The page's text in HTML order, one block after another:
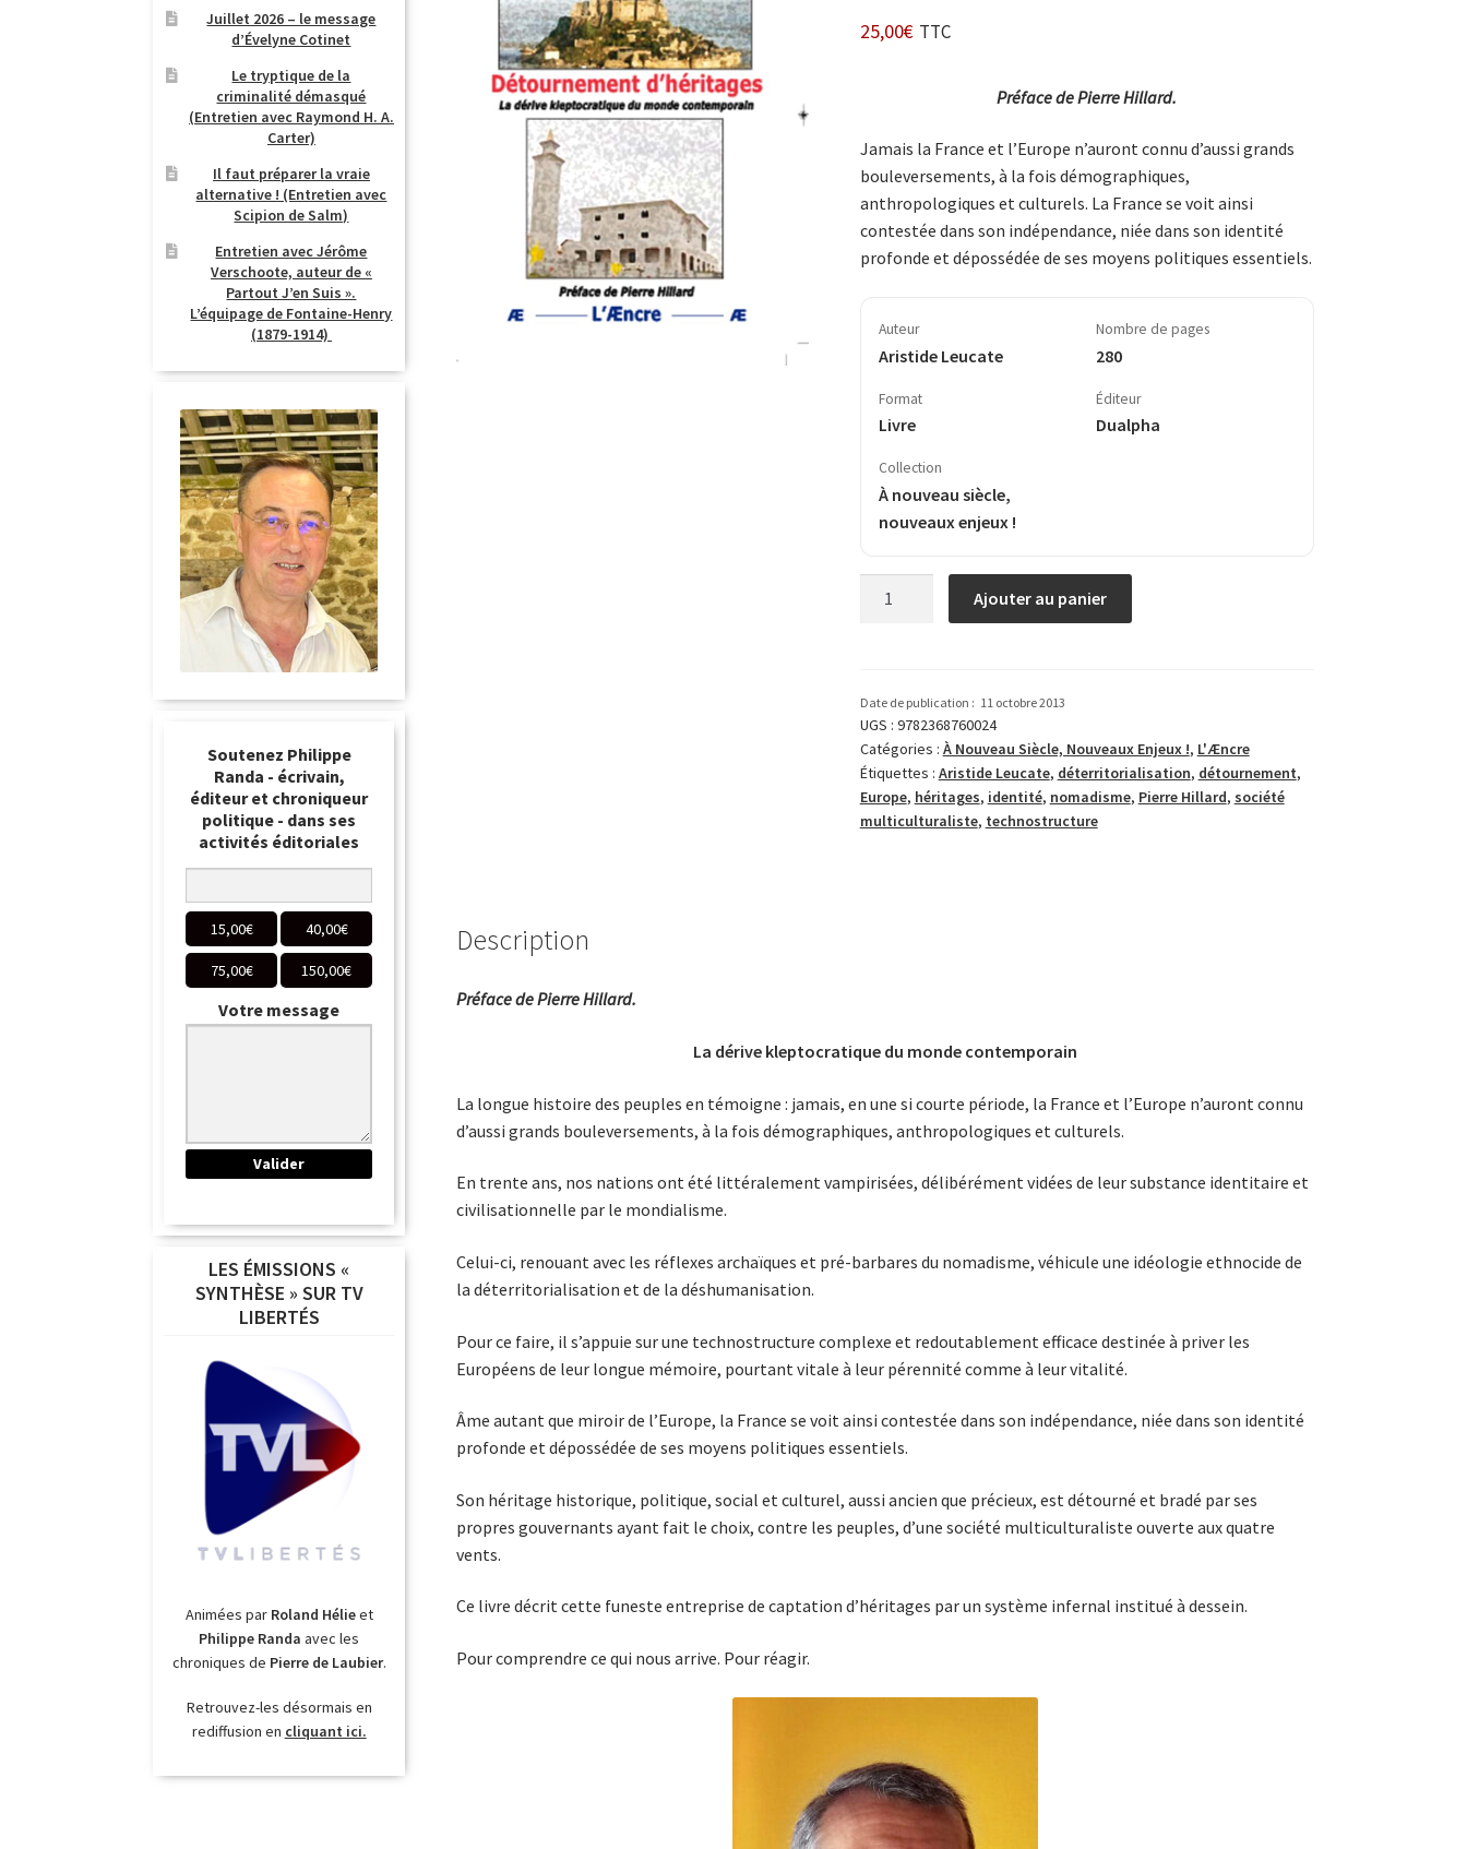
25,00€ TTC
Préface de Pierre Hillard.
Jamais la France et l’Eu­rope n’auront con­nu d’aussi grands
bou­­le­ver­se­ments, à la fois démographiques,
anthropologiques et culturels. La France se voit ainsi
contestée dans son indépendance, niée dans son identité
profonde et dépossédée de ses moyens politiques essentiels.
Auteur
Aristide Leucate
Nombre de pages
280
Format
Livre
Éditeur
Dualpha
Collection
À nouveau siècle,
nouveaux enjeux !
Ajouter au panier
Date de publication : 11 octobre 2013
UGS : 9782368760024
Catégories : À Nouveau Siècle, Nouveaux Enjeux !, L'Æncre
Étiquettes : Aristide Leucate, déterritorialisation, détournement,
Europe, héritages, identité, nomadisme, Pierre Hillard, société
multiculturaliste, technostructure
Description
Préface de Pierre Hillard.
La dérive kleptocratique du monde contemporain
La longue histoire des peuples en témoigne : jamais, en une si courte période, la France et l’Europe n’auront connu
d’aussi grands bou­­le­ver­se­ments, à la fois démographiques, anthropologiques et culturels.
En trente ans, nos nations ont été littéralement vampirisées, délibérément vidées de leur substance identitaire et
civilisationnelle par le mondialisme.
Celui-ci, renouant avec les réflexes archaï­ques et pré-barbares du nomadisme, véhicule une idéologie ethnocide de
la déterritorialisation et de la déshumanisation.
Pour ce faire, il s’appuie sur une technostructure complexe et redoutablement efficace destinée à priver les
Européens de leur longue mémoire, pourtant vitale à leur pérennité comme à leur vitalité.
Âme autant que miroir de l’Europe, la France se voit ainsi contestée dans son indépendance, niée dans son identité
profonde et dépossédée de ses moyens politiques essentiels.
Son héritage historique, politique, social et culturel, aussi ancien que précieux, est détourné et bradé par ses
propres gouvernants ayant fait le choix, contre les peuples, d’une société multiculturaliste ouverte aux quatre
vents.
Ce livre décrit cette funeste entreprise de captation d’héritages par un système infernal institué à dessein.
Pour comprendre ce qui nous arrive. Pour réagir.
Juillet 2026 – le message
d’Évelyne Cotinet
Le tryptique de la
criminalité démasqué
(Entretien avec Raymond H. A.
Carter)
Il faut préparer la vraie
alternative ! (Entretien avec
Scipion de Salm)
Entretien avec Jérôme
Verschoote, auteur de «
Partout J’en Suis ».
L’équipage de Fontaine-Henry
(1879-1914)
Soutenez Philippe
Randa - écrivain,
éditeur et chroniqueur
politique - dans ses
activités éditoriales
15,00€ 40,00€
75,00€ 150,00€
Votre message
LES ÉMISSIONS «
SYNTHÈSE » SUR TV
LIBERTÉS
Animées par Roland Hélieet
Philippe Randa avec les
chroniques de Pierre de Laubier.
Retrouvez-les désormais en
rediffusion en cliquant ici.